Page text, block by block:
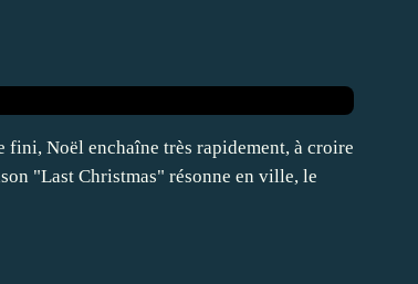
fini, Noël enchaîne très rapidement, à croire
"Last Christmas" résonne en ville, le